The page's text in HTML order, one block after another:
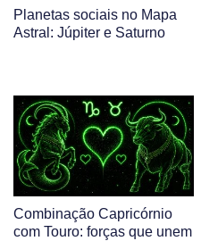
Planetas sociais no Mapa
Astral: Júpiter e Saturno
Combinação Capricórnio
com Touro: forças que unem